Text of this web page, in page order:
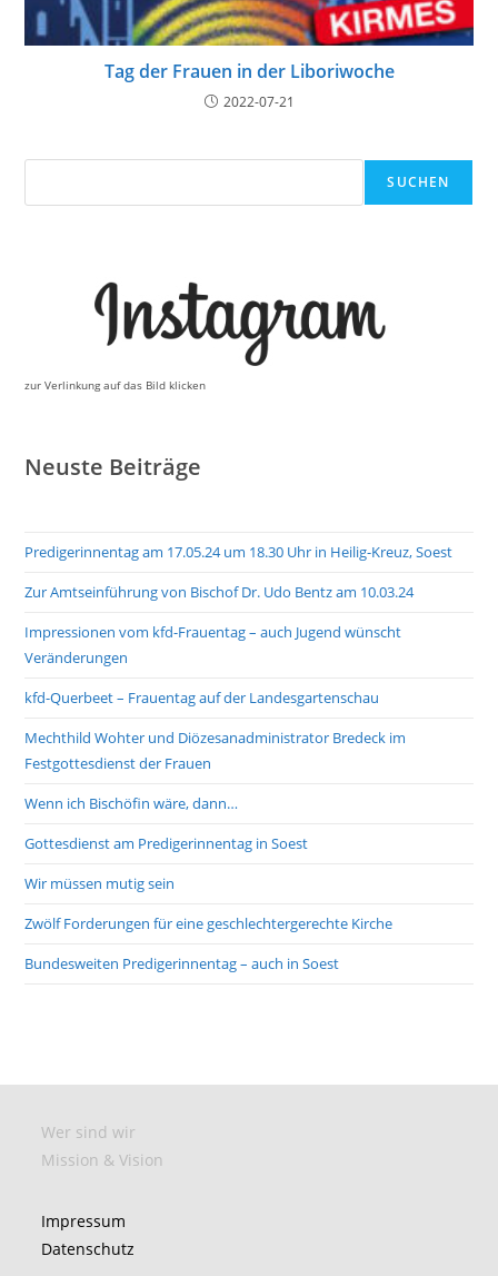
Tag der Frauen in der Liboriwoche
2022-07-21
SUCHEN
zur Verlinkung auf das Bild klicken
Neuste Beiträge
Predigerinnentag am 17.05.24 um 18.30 Uhr in Heilig-Kreuz, Soest
Zur Amtseinführung von Bischof Dr. Udo Bentz am 10.03.24
Impressionen vom kfd-Frauentag – auch Jugend wünscht
Veränderungen
kfd-Querbeet – Frauentag auf der Landesgartenschau
Mechthild Wohter und Diözesanadministrator Bredeck im
Festgottesdienst der Frauen
Wenn ich Bischöfin wäre, dann…
Gottesdienst am Predigerinnentag in Soest
Wir müssen mutig sein
Zwölf Forderungen für eine geschlechtergerechte Kirche
Bundesweiten Predigerinnentag – auch in Soest
Wer sind wir
Mission & Vision
Impressum
Datenschutz